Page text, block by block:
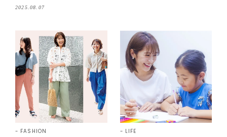
2025.08.07
FASHION LIFE